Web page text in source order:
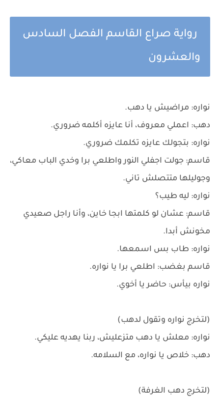
رواية صراع القاسم الفصل السادس
والعشرون
نواره: مراضيش يا دهب.
دهب: اعملي معروف، أنا عايزه أكلمه ضروري.
نواره: بتجولك عايزه تكلمك ضروري.
قاسم: جولت اجفلي النور واطلعي برا وخدي الباب معاكي،
وجوليلها متتصلش تاني.
نواره: ليه طيب؟
قاسم: عشان لو كلمتها ابجا خاين، وأنا راجل صعيدي
مخونش أبدا.
نواره: طاب بس اسمعها.
قاسم بغضب: اطلعي برا يا نواره.
نواره بيأس: حاضر يا أخوي.
(لتخرج نواره وتقول لدهب)
نواره: معلش يا دهب متزعليش، ربنا يهديه عليكي.
دهب: خلاص يا نواره، مع السلامه.
(لتخرج دهب الغرفة)